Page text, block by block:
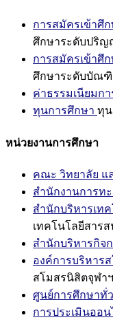
การสมัครเข้า
ศึกษาระดับปริ
การสมัครเข้าศึ
ศึกษาระดับบัณ
ค่าธรรมเนียมก
ทุนการศึกษา ทุน
หน่วยงานการศึกษา
คณะ วิทยาลัย แ
สำนักงานการทะ
สำนักบริหารเท
เทคโนโลยีสารส
สำนักบริหารกิจ
องค์การบริหาร
สโมสรนิสิตจุฬา
ศูนย์การศึกษาทั่
การประเมินออ